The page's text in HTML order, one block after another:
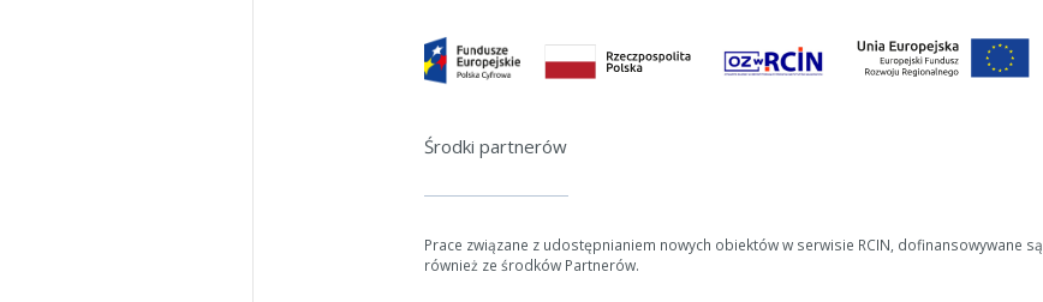
Środki partnerów
Prace związane z udostępnianiem nowych obiektów w serwisie RCIN, dofinansowywane są
również ze środków Partnerów.